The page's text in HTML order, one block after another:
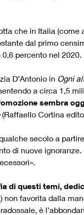
che in Italia (come
dal primo
percento nel 2020.
D’Antonio in Ogni
a circa 1,5
sembra
(Raffaello Cortina
secolo a
di nuove
di questi temi,
non favorita dalla
è